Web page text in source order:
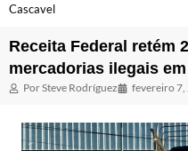
Cascavel
Receita Federal retém
mercadorias ilegais em
PorSteve Rodríguez fevereiro 7,